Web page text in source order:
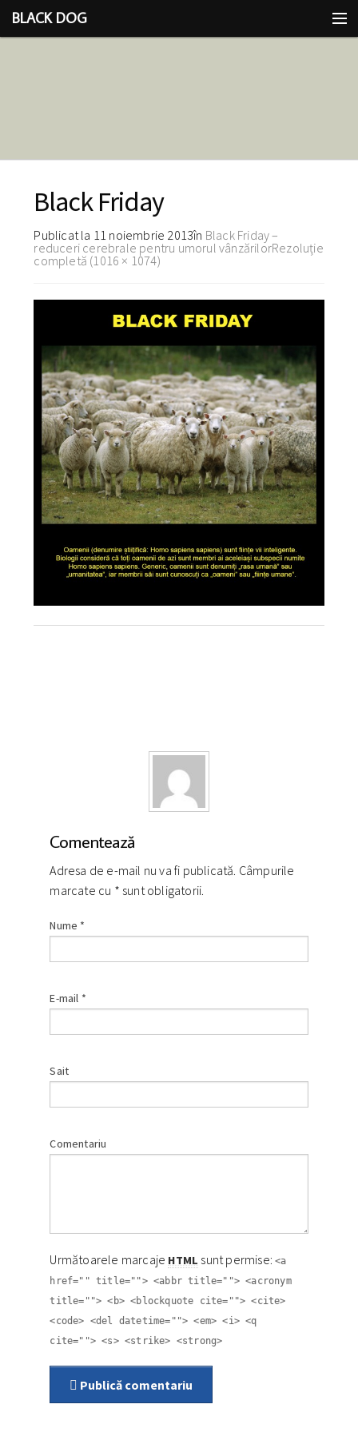
BLACK DOG
Black Friday
Publicat la 11 noiembrie 2013în Black Friday –
reduceri cerebrale pentru umorul vânzărilorRezoluție
completă (1016 × 1074)
Comentează
Adresa de e-mail nu va fi publicată. Câmpurile
marcate cu * sunt obligatorii.
Nume *
E-mail *
Sait
Comentariu
Următoarele marcaje HTML sunt permise:<a
href="" title=""> <abbr title=""> <acronym
title=""> <b> <blockquote cite=""> <cite>
<code> <del datetime=""> <em> <i> <q
cite=""> <s> <strike> <strong>
Publică comentariu